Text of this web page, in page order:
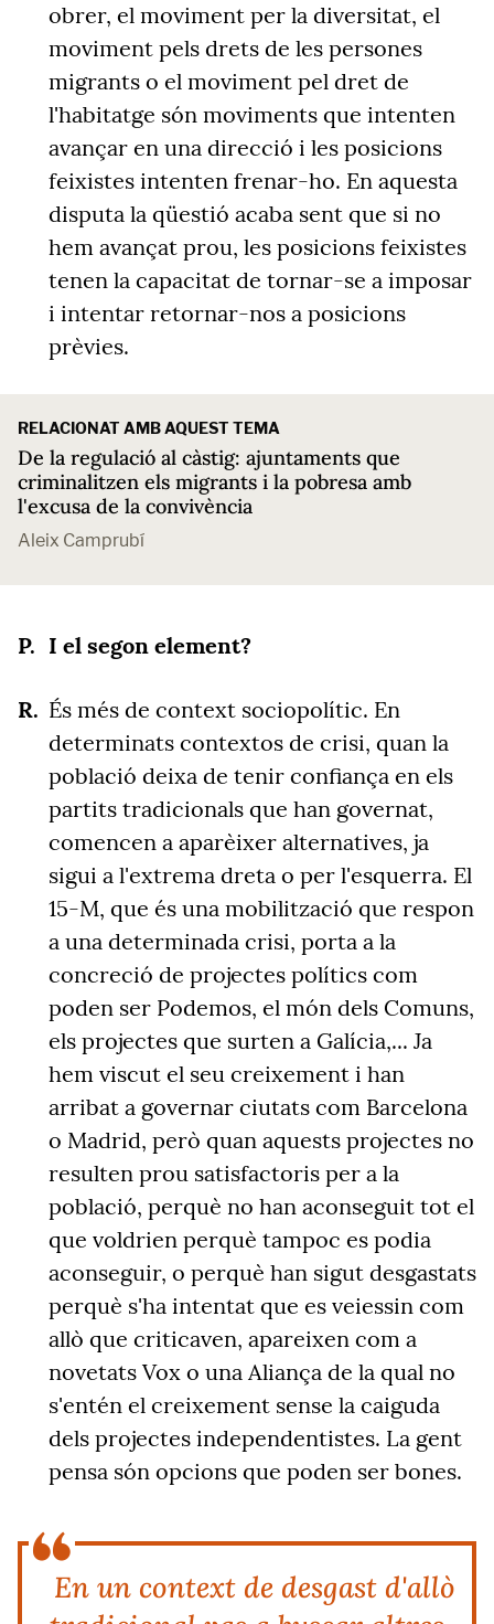
obrer, el moviment per la diversitat, el
moviment pels drets de les persones
migrants o el moviment pel dret de
l'habitatge són moviments que intenten
avançar en una direcció i les posicions
feixistes intenten frenar-ho. En aquesta
disputa la qüestió acaba sent que si no
hem avançat prou, les posicions feixistes
tenen la capacitat de tornar-se a imposar
i intentar retornar-nos a posicions
prèvies.
RELACIONAT AMB AQUEST TEMA
De la regulació al càstig: ajuntaments que
criminalitzen els migrants i la pobresa amb
l'excusa de la convivència
Aleix Camprubí
I el segon element?
És més de context sociopolític. En
determinats contextos de crisi, quan la
població deixa de tenir confiança en els
partits tradicionals que han governat,
comencen a aparèixer alternatives, ja
sigui a l'extrema dreta o per l'esquerra. El
15-M, que és una mobilització que respon
a una determinada crisi, porta a la
concreció de projectes polítics com
poden ser Podemos, el món dels Comuns,
els projectes que surten a Galícia,... Ja
hem viscut el seu creixement i han
arribat a governar ciutats com Barcelona
o Madrid, però quan aquests projectes no
resulten prou satisfactoris per a la
població, perquè no han aconseguit tot el
que voldrien perquè tampoc es podia
aconseguir, o perquè han sigut desgastats
perquè s'ha intentat que es veiessin com
allò que criticaven, apareixen com a
novetats Vox o una Aliança de la qual no
s'entén el creixement sense la caiguda
dels projectes independentistes. La gent
pensa són opcions que poden ser bones.
En un context de desgast d'allò